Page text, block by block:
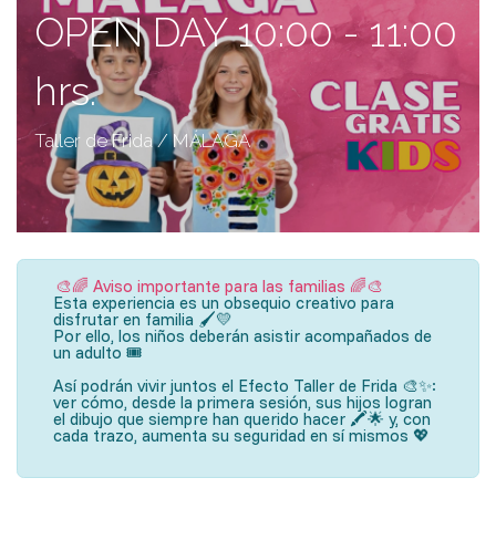
OPEN DAY 10:00 - 11:00
hrs.
Taller de Frida / MÁLAGA
🎨🌈 Aviso importante para las familias 🌈🎨
Esta experiencia es un obsequio creativo para
disfrutar en familia 🖌️💛
Por ello, los niños deberán asistir acompañados de
un adulto 🎟️
Así podrán vivir juntos el Efecto Taller de Frida 🎨✨:
ver cómo, desde la primera sesión, sus hijos logran
el dibujo que siempre han querido hacer 🖍️🌟 y, con
cada trazo, aumenta su seguridad en sí mismos 💖